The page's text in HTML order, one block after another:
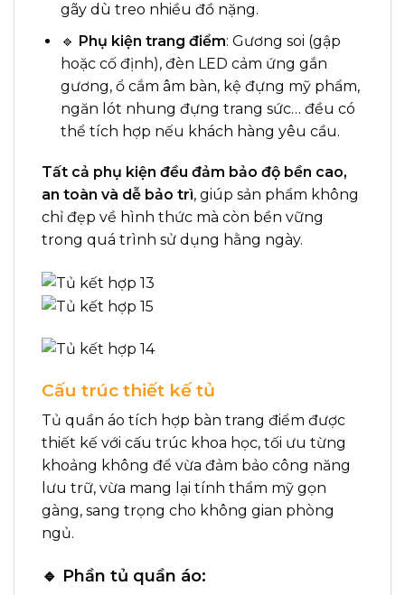
gãy dù treo nhiều đồ nặng.
🔹 Phụ kiện trang điểm: Gương soi (gập
hoặc cố định), đèn LED cảm ứng gắn
gương, ổ cắm âm bàn, kệ đựng mỹ phẩm,
ngăn lót nhung đựng trang sức… đều có
thể tích hợp nếu khách hàng yêu cầu.
Tất cả phụ kiện đều đảm bảo độ bền cao,
an toàn và dễ bảo trì, giúp sản phẩm không
chỉ đẹp về hình thức mà còn bền vững
trong quá trình sử dụng hằng ngày.
Cấu trúc thiết kế tủ
Tủ quần áo tích hợp bàn trang điểm được
thiết kế với cấu trúc khoa học, tối ưu từng
khoảng không để vừa đảm bảo công năng
lưu trữ, vừa mang lại tính thẩm mỹ gọn
gàng, sang trọng cho không gian phòng
ngủ.
🔹 Phần tủ quần áo: